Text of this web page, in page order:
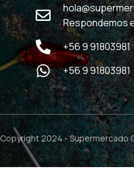
Respondemos
+56 9 91803981
+56 9 91803981
Copyright 2024 -Supermercado